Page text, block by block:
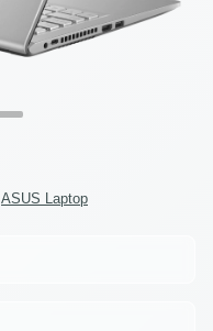
ASUS Laptop